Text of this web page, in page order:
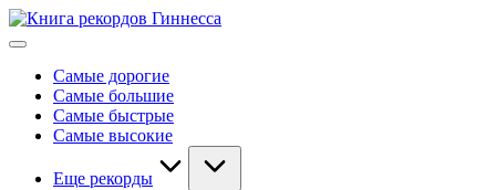
Перейти
к
Мировые
ГиннессаСамые дорогие
Самые большие
Самые быстрые
Самые высокие
Еще рекорды